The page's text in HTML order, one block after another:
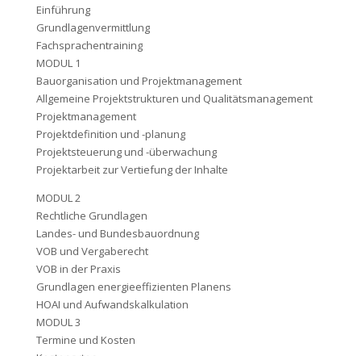
Einführung
Grundlagenvermittlung
Fachsprachentraining
MODUL 1
Bauorganisation und Projektmanagement
Allgemeine Projektstrukturen und Qualitätsmanagement
Projektmanagement
Projektdefinition und -planung
Projektsteuerung und -überwachung
Projektarbeit zur Vertiefung der Inhalte
MODUL 2
Rechtliche Grundlagen
Landes- und Bundesbauordnung
VOB und Vergaberecht
VOB in der Praxis
Grundlagen energieeffizienten Planens
HOAI und Aufwandskalkulation
MODUL 3
Termine und Kosten